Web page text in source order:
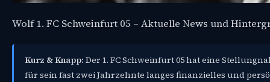
Wolf 1. FC Schweinfurt 05 – Aktuelle News und
Kurz & Knapp: Der 1. FC Schweinfurt 05 hat eine
für sein fast zwei Jahrzehnte langes finanzielles und